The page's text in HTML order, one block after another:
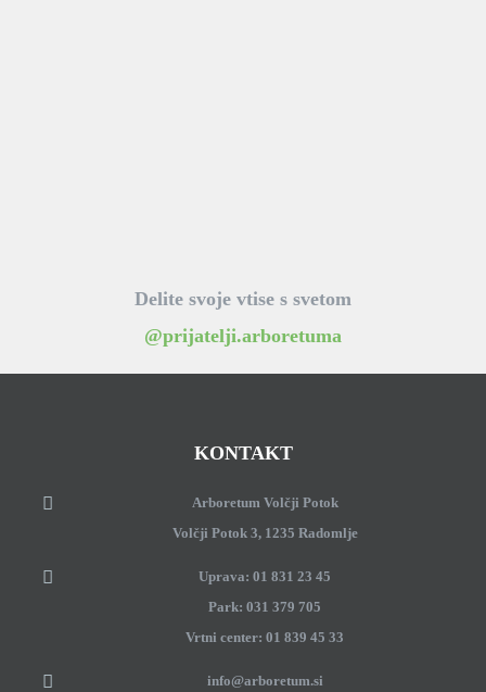
Delite svoje vtise s svetom
@prijatelji.arboretuma
KONTAKT
Arboretum Volčji Potok
Volčji Potok 3, 1235 Radomlje
Uprava: 01 831 23 45
Park: 031 379 705
Vrtni center: 01 839 45 33
info@arboretum.si